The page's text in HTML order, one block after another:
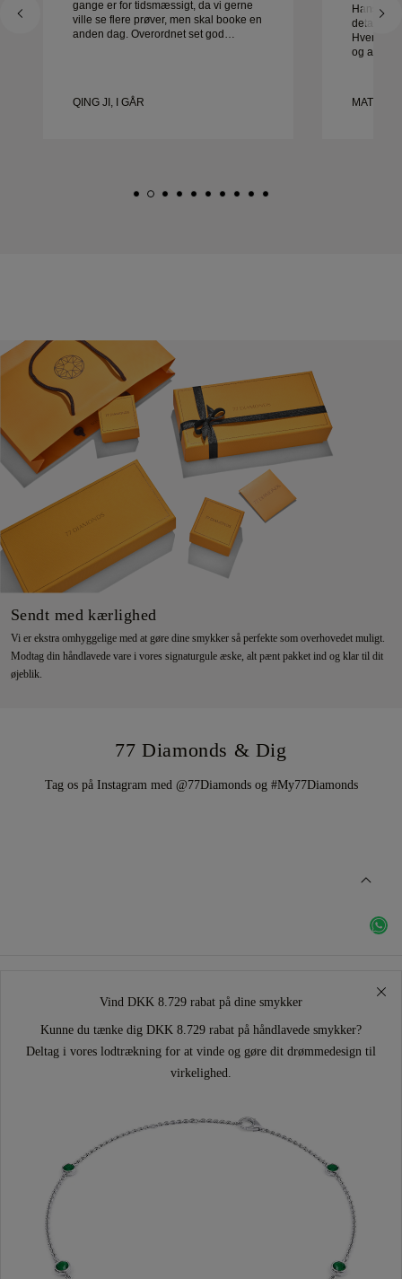
gange er for tidsmæssigt, da vi gerne
ville se flere prøver, men skal booke en
anden dag. Overordnet set god
QING JI, I GÅR
Hans
detaljer
Hver
og alt var
leder
Sendt med kærlighed
Vi er ekstra omhyggelige med at gøre dine smykker så perfekte som overhovedet muligt.
Modtag din håndlavede vare i vores signaturgule æske, alt pænt pakket ind og klar til dit
øjeblik.
77 Diamonds & Dig
Tag os på Instagram med @77Diamonds og #My77Diamonds
Vind DKK 8.729 rabat på dine smykker
Kunne du tænke dig DKK 8.729 rabat på håndlavede smykker?
Deltag i vores lodtrækning for at vinde og gøre dit drømmedesign til
virkelighed.